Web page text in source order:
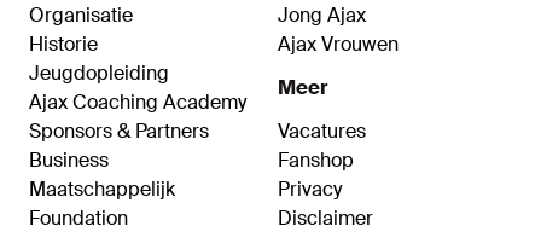
Organisatie
Historie
Jeugdopleiding
Ajax Coaching Academy
Sponsors & Partners
Business
Maatschappelijk
Foundation
Jong Ajax
Ajax Vrouwen
Meer
Vacatures
Fanshop
Privacy
Disclaimer